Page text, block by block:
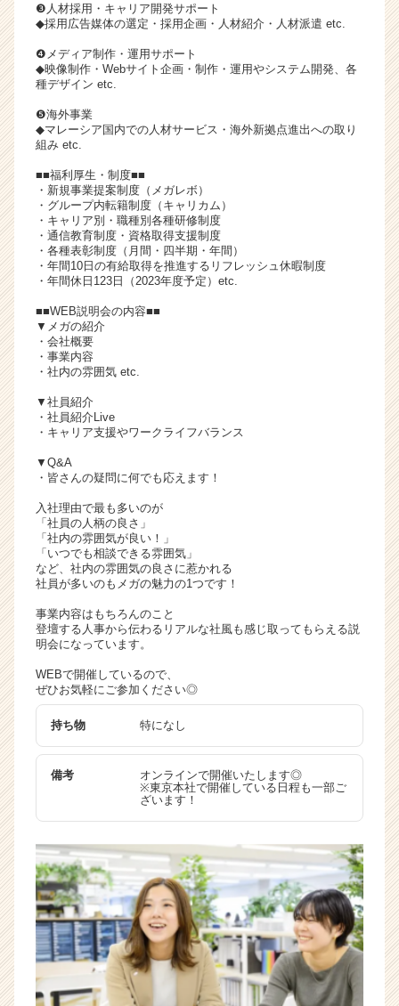
e
r）
❸人材採用・キャリア開発サポート
◆採用広告媒体の選定・採用企画・人材紹介・人材派遣 etc.
❹メディア制作・運用サポート
◆映像制作・Webサイト企画・制作・運用やシステム開発、各
種デザイン etc.
❺海外事業
◆マレーシア国内での人材サービス・海外新拠点進出への取り
組み etc.
■■福利厚生・制度■■
・新規事業提案制度（メガレボ）
・グループ内転籍制度（キャリカム）
・キャリア別・職種別各種研修制度
・通信教育制度・資格取得支援制度
・各種表彰制度（月間・四半期・年間）
・年間10日の有給取得を推進するリフレッシュ休暇制度
・年間休日123日（2023年度予定）etc.
■■WEB説明会の内容■■
▼メガの紹介
・会社概要
・事業内容
・社内の雰囲気 etc.
▼社員紹介
・社員紹介Live
・キャリア支援やワークライフバランス
▼Q&A
・皆さんの疑問に何でも応えます！
入社理由で最も多いのが
「社員の人柄の良さ」
「社内の雰囲気が良い！」
「いつでも相談できる雰囲気」
など、社内の雰囲気の良さに惹かれる
社員が多いのもメガの魅力の1つです！
事業内容はもちろんのこと
登壇する人事から伝わるリアルな社風も感じ取ってもらえる説
明会になっています。
WEBで開催しているので、
ぜひお気軽にご参加ください◎
持ち物 特になし
備考
オンラインで開催いたします◎
※東京本社で開催している日程も一部ご
ざいます！